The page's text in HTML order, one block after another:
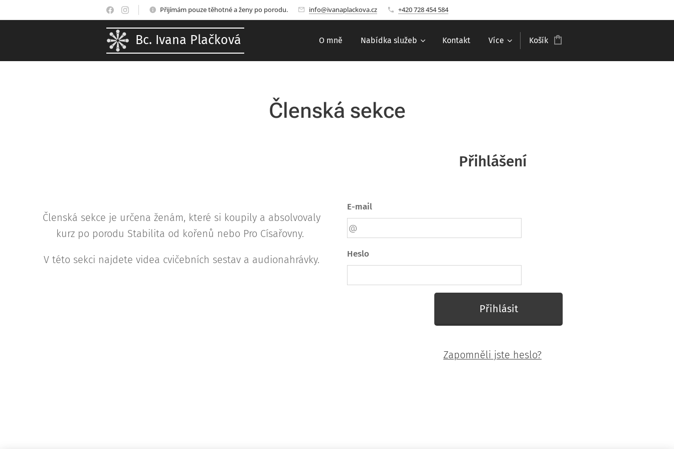
Přijímám pouze těhotné a ženy po porodu. info@ivanaplackova.cz +420 728 454 584
Bc. Ivana Plačková O mně Nabídka služeb Kontakt Více Košík
Členská sekce
Členská sekce je určena ženám, které si koupily a absolvovaly
kurz po porodu Stabilita od kořenů nebo Pro Císařovny.
V této sekci najdete videa cvičebních sestav a audionahrávky.
Přihlášení
E-mail
Heslo
Přihlásit
Zapomněli jste heslo?